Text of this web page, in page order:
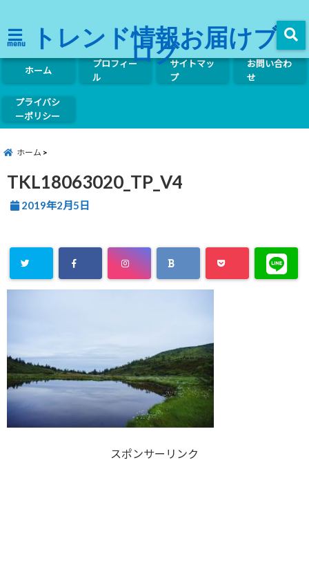
menu トレンド情報お届けブ
ログ
ホーム
プロフィー
ル
サイトマッ
プ
お問い合わ
せ
プライバシ
ーポリシー
ホーム
TKL18063020_TP_V4
2019年2月5日
スポンサーリンク